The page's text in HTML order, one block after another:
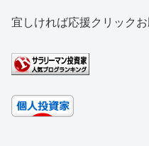
宜しければ応援クリックお